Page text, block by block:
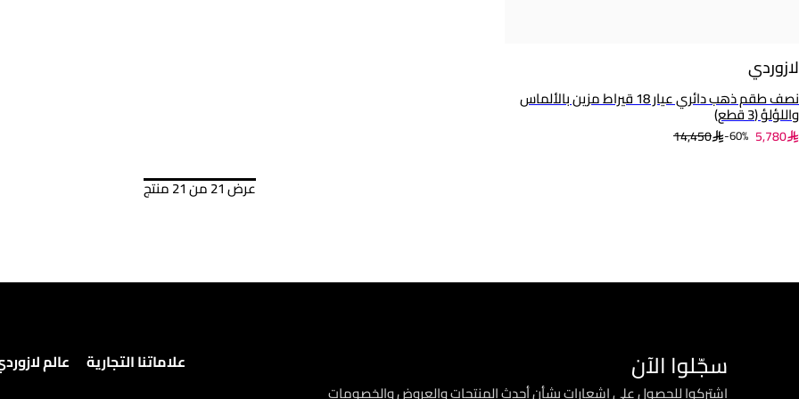
لازوردي
نصف طقم ذهب دائري عيار 18 قيراط مزين بالألماس
واللؤلؤ (3 قطع)
14,450 60%- 5,780
عرض 21 من 21 منتج
سجّلوا الآن
اشتركوا للحصول على إشعارات بشأن أحدث المنتجات والعروض والخصومات
علاماتنا التجارية
عالم